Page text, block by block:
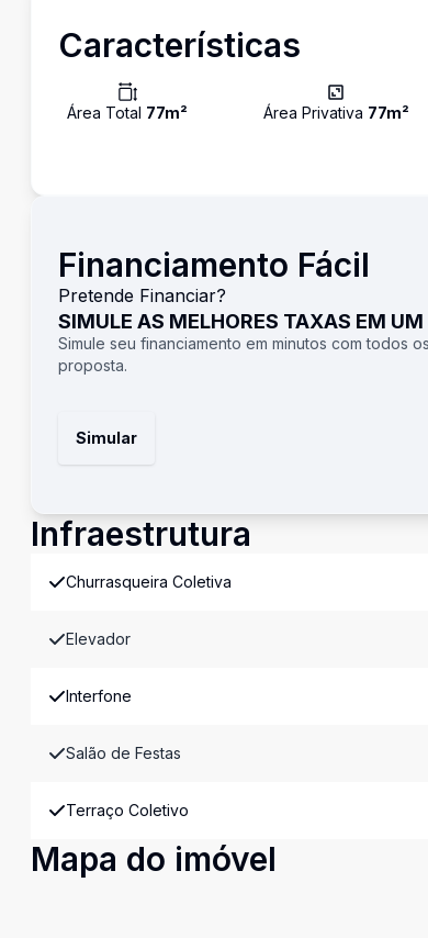
Características
Área Total 77m² Área Privativa 77m²
Financiamento Fácil
Pretende Financiar?
SIMULE AS MELHORES TAXAS EM UM
Simule seu financiamento em minutos com todos
proposta.
Simular
Infraestrutura
Churrasqueira Coletiva
Elevador
Interfone
Salão de Festas
Terraço Coletivo
Mapa do imóvel